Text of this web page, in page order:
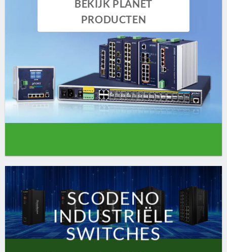
BEKIJK PLANET
PRODUCTEN
SCODENO
INDUSTRIËLE
SWITCHES